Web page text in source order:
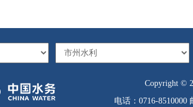
Copyright ©
电话：0716-